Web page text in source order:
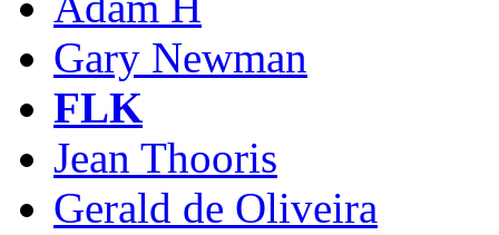
Gary Newman
FLK
Jean Thooris
Gerald de Oliveira